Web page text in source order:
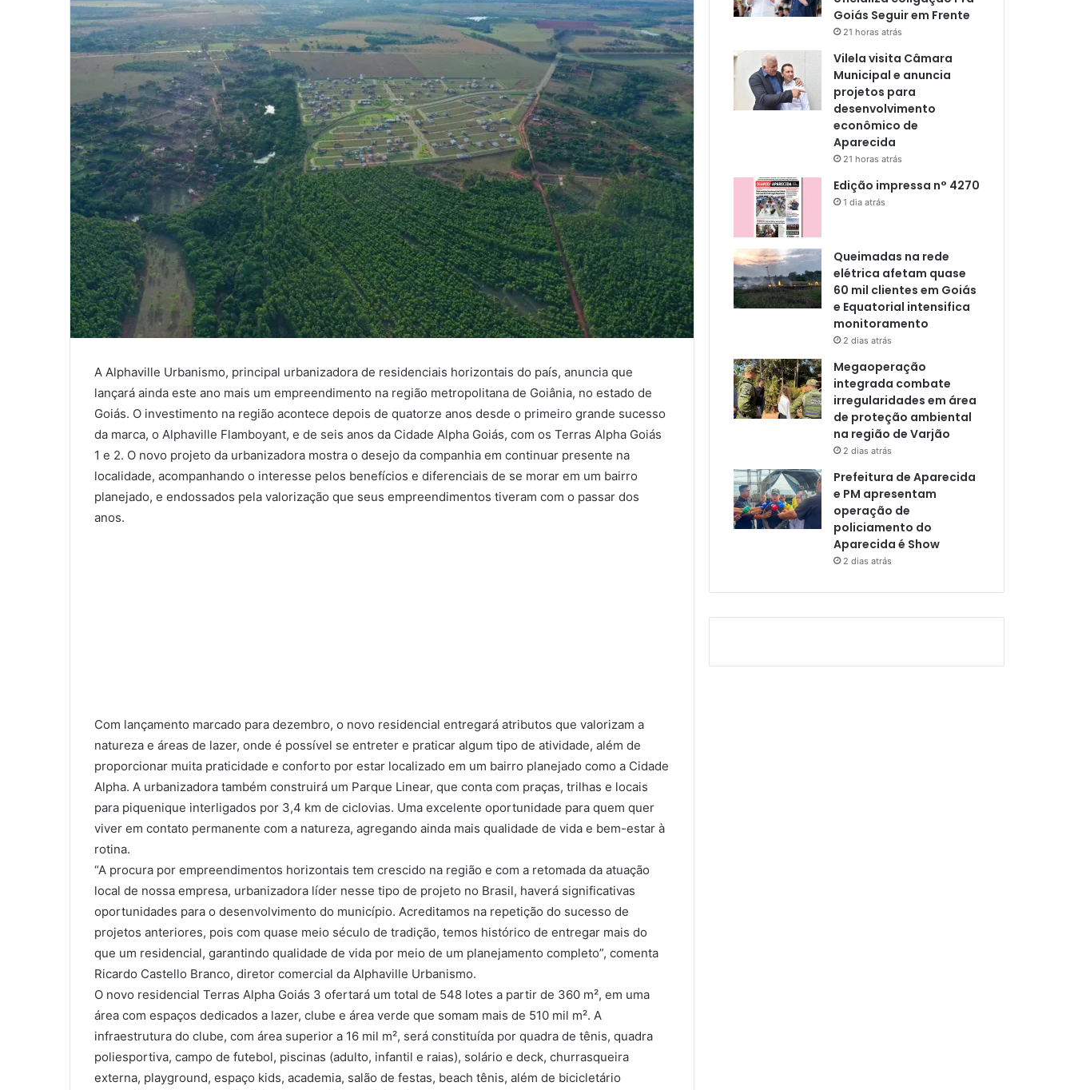
A Alphaville Urbanismo, principal urbanizadora de residenciais horizontais do país, anuncia que
lançará ainda este ano mais um empreendimento na região metropolitana de Goiânia, no estado de
Goiás. O investimento na região acontece depois de quatorze anos desde o primeiro grande sucesso
da marca, o Alphaville Flamboyant, e de seis anos da Cidade Alpha Goiás, com os Terras Alpha Goiás
1 e 2. O novo projeto da urbanizadora mostra o desejo da companhia em continuar presente na
localidade, acompanhando o interesse pelos benefícios e diferenciais de se morar em um bairro
planejado, e endossados pela valorização que seus empreendimentos tiveram com o passar dos
anos.
Com lançamento marcado para dezembro, o novo residencial entregará atributos que valorizam a
natureza e áreas de lazer, onde é possível se entreter e praticar algum tipo de atividade, além de
proporcionar muita praticidade e conforto por estar localizado em um bairro planejado como a Cidade
Alpha. A urbanizadora também construirá um Parque Linear, que conta com praças, trilhas e locais
para piquenique interligados por 3,4 km de ciclovias. Uma excelente oportunidade para quem quer
viver em contato permanente com a natureza, agregando ainda mais qualidade de vida e bem-estar à
rotina.
“A procura por empreendimentos horizontais tem crescido na região e com a retomada da atuação
local de nossa empresa, urbanizadora líder nesse tipo de projeto no Brasil, haverá significativas
oportunidades para o desenvolvimento do município. Acreditamos na repetição do sucesso de
projetos anteriores, pois com quase meio século de tradição, temos histórico de entregar mais do
que um residencial, garantindo qualidade de vida por meio de um planejamento completo”, comenta
Ricardo Castello Branco, diretor comercial da Alphaville Urbanismo.
O novo residencial Terras Alpha Goiás 3 ofertará um total de 548 lotes a partir de 360 m², em uma
área com espaços dedicados a lazer, clube e área verde que somam mais de 510 mil m². A
infraestrutura do clube, com área superior a 16 mil m², será constituída por quadra de tênis, quadra
poliesportiva, campo de futebol, piscinas (adulto, infantil e raias), solário e deck, churrasqueira
externa, playground, espaço kids, academia, salão de festas, beach tênis, além de bicicletário
Goiás Seguir em Frente
21 horas atrás
Vilela visita Câmara
Municipal e anuncia
projetos para
desenvolvimento
econômico de
Aparecida
21 horas atrás
Edição impressa n° 4270
1 dia atrás
Queimadas na rede
elétrica afetam quase
60 mil clientes em Goiás
e Equatorial intensifica
monitoramento
2 dias atrás
Megaoperação
integrada combate
irregularidades em área
de proteção ambiental
na região de Varjão
2 dias atrás
Prefeitura de Aparecida
e PM apresentam
operação de
policiamento do
Aparecida é Show
2 dias atrás